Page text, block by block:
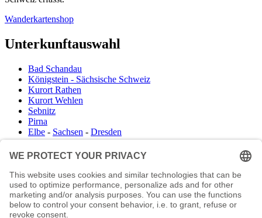
Wanderkartenshop
Unterkunftauswahl
Bad Schandau
Königstein - Sächsische Schweiz
Kurort Rathen
Kurort Wehlen
Sebnitz
Pirna
Elbe - Sachsen - Dresden
Infocenter
Wanderkartenshop
Prospektdownload
Unterkunft Böhmisch Sächsische Schweiz
Veranstaltungskalender